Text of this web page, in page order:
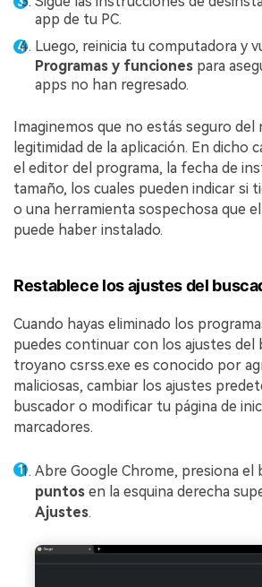
app de tu PC.
Luego, reinicia tu computadora y
Programas y funciones para
apps no han regresado.
Imaginemos que no estás seguro del
legitimidad de la aplicación. En dicho
el editor del programa, la fecha de
tamaño, los cuales pueden indicar si
o una herramienta sospechosa que
puede haber instalado.
Restablece los ajustes del
Cuando hayas eliminado los
puedes continuar con los ajustes del
troyano csrss.exe es conocido por
maliciosas, cambiar los ajustes
buscador o modificar tu página de
marcadores.
Abre Google Chrome, presiona el
puntos en la esquina derecha
Ajustes.